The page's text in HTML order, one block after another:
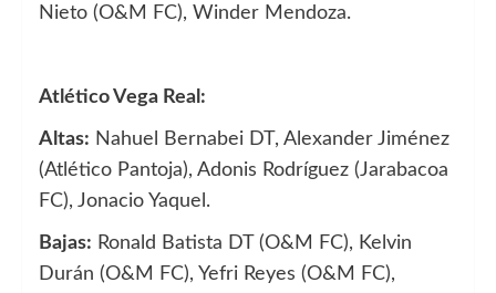
Nieto (O&M FC), Winder Mendoza.
Atlético Vega Real:
Altas: Nahuel Bernabei DT, Alexander Jiménez
(Atlético Pantoja), Adonis Rodríguez (Jarabacoa
FC), Jonacio Yaquel.
Bajas: Ronald Batista DT (O&M FC), Kelvin
Durán (O&M FC), Yefri Reyes (O&M FC),